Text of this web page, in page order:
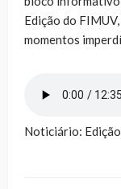
Edição do
momentos
Noticiário: